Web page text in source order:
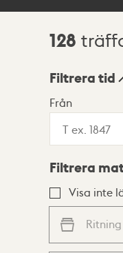
128
Visningsläge
Lista
Filtrera tid
Från
Filtrera
Visa inte
Ritning